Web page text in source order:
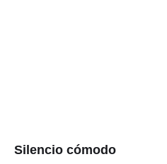
Silencio cómodo